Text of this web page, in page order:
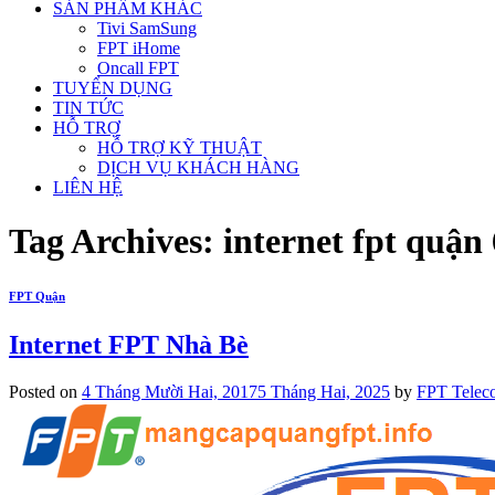
SẢN PHẨM KHÁC
Tivi SamSung
FPT iHome
Oncall FPT
TUYỂN DỤNG
TIN TỨC
HỖ TRỢ
HỖ TRỢ KỸ THUẬT
DỊCH VỤ KHÁCH HÀNG
LIÊN HỆ
Tag Archives: internet fpt quận
FPT Quận
Internet FPT Nhà Bè
Posted on 4 Tháng Mười Hai, 20175 Tháng Hai, 2025 by FPT